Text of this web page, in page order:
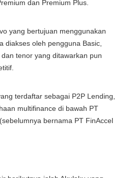
dan Premium Plus.
yang bertujuan menggunakan
diakses oleh pengguna Basic,
tenor yang ditawarkan pun
terdaftar sebagai P2P Lending,
multifinance di bawah PT
bernama PT FinAccel